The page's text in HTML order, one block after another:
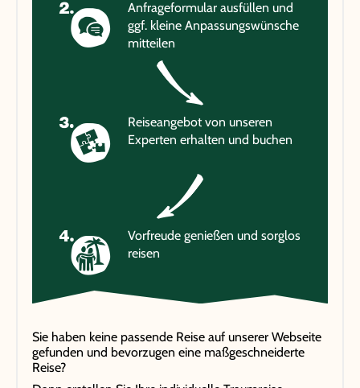
Anfrageformular ausfüllen und
ggf. kleine Anpassungswünsche
mitteilen
Reiseangebot von unseren
Experten erhalten und buchen
Vorfreude genießen und sorglos
reisen
Sie haben keine passende Reise auf unserer Webseite
gefunden und bevorzugen eine maßgeschneiderte
Reise?